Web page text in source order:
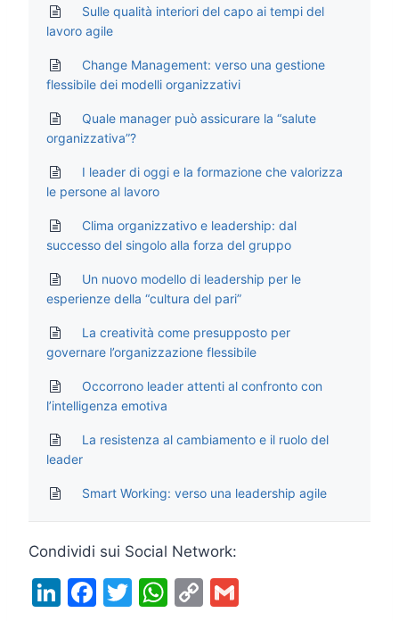
Sulle qualità interiori del capo ai tempi del
lavoro agile
Change Management: verso una gestione
flessibile dei modelli organizzativi
Quale manager può assicurare la “salute
organizzativa”?
I leader di oggi e la formazione che valorizza
le persone al lavoro
Clima organizzativo e leadership: dal
successo del singolo alla forza del gruppo
Un nuovo modello di leadership per le
esperienze della “cultura del pari”
La creatività come presupposto per
governare l’organizzazione flessibile
Occorrono leader attenti al confronto con
l’intelligenza emotiva
La resistenza al cambiamento e il ruolo del
leader
Smart Working: verso una leadership agile
Condividi sui Social Network:
Li F
T
W C